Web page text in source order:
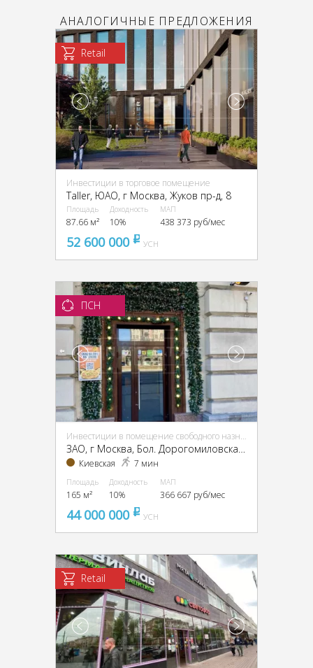
АНАЛОГИЧНЫЕ ПРЕДЛОЖЕНИЯ
Retail
Инвестиции в торговое помещение
Taller, ЮАО, г Москва, Жуков пр-д, 8
Площадь
87.66 м²
Доходность
10%
МАП
438 373 руб/мес
52 600 000 pуб
УСН
ПСН
Инвестиции в помещение свободного назначения (ПСН)
Киевская 7 мин
Площадь
165 м²
Доходность
10%
МАП
366 667 руб/мес
44 000 000 pуб
УСН
Retail